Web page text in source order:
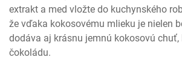
extrakt a med vložte do kuchynského
že vďaka kokosovému mlieku je nielen
dodáva aj krásnu jemnú kokosovú chuť,
čokoládu.